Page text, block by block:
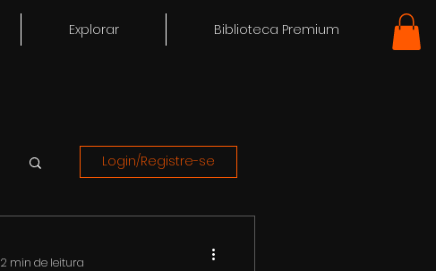
Explorar Biblioteca Premium
Login/Registre-se
2 min de leitura